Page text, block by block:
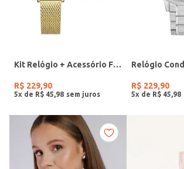
Kit Relógio + Acessório Feminino DOURADO
R$ 229,90
5x de R$ 45 98
R$ 229,90
5x de R$ 45 98